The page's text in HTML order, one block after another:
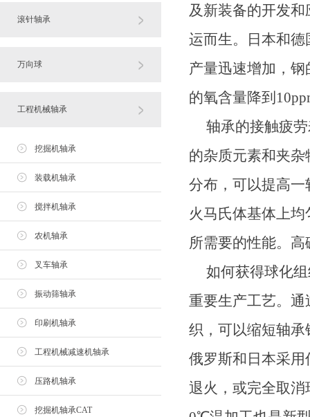
滚针轴承
万向球
工程机械轴承
挖掘机轴承
装载机轴承
搅拌机轴承
农机轴承
叉车轴承
振动筛轴承
印刷机轴承
工程机械减速机轴承
压路机轴承
挖掘机轴承CAT
及新装备的开发
运而生。日本和
产量迅速增加，
的氧含量降到
轴承的接触疲劳
的杂质元素和夹
分布，可以提高
火马氏体基体上
所需要的性能。
如何获得球化组
重要生产工艺。
织，可以缩短轴
俄罗斯和日本采
退火，或完全取